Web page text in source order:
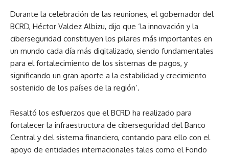
Durante la celebración de las reuniones, el gobernador del
BCRD, Héctor Valdez Albizu, dijo que ‘la innovación y la
ciberseguridad constituyen los pilares más importantes en
un mundo cada día más digitalizado, siendo fundamentales
para el fortalecimiento de los sistemas de pagos, y
significando un gran aporte a la estabilidad y crecimiento
sostenido de los países de la región’.
Resaltó los esfuerzos que el BCRD ha realizado para
fortalecer la infraestructura de ciberseguridad del Banco
Central y del sistema financiero, contando para ello con el
apoyo de entidades internacionales tales como el Fondo